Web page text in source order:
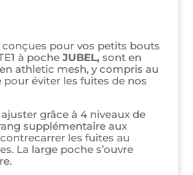
pour vos petits bouts
à poche JUBEL, sont en
athletic mesh, y compris au
pour éviter les fuites de nos
grâce à 4 niveaux de
supplémentaire aux
les fuites au
La large poche s’ouvre